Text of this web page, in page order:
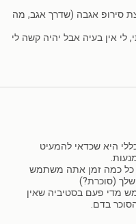
סירופ אגבה (שדרך אגב, מה
אין בעיה אבל יהיה קשה לי
היא שכדאי להמעיט
כל כמה זמן אתה משתמש
(סוכרת?)
מדי פעם בסטיביה שאין
בדם.